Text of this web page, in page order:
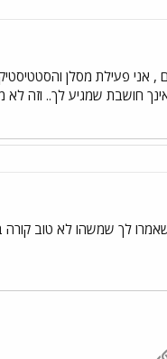
אני פעילת מסלן
חושבת שמגיע לך.. וזה לא
שאמרו לך שמשהו לא טוב
אלקטרוני